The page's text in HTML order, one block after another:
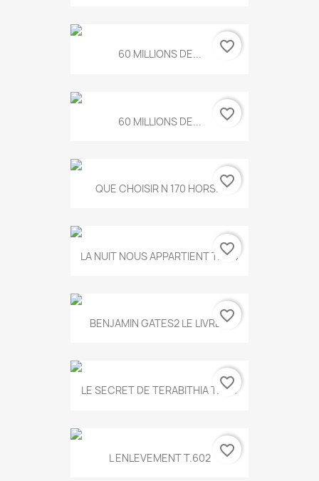
60 MILLIONS DE... favorite_border
60 MILLIONS DE... favorite_border
QUE CHOISIR N 170 HORS...favorite_border
LA NUIT NOUS APPARTIENT T.634
favorite_border
BENJAMIN GATES2 LE LIVRE...
favorite_border
LE SECRET DE TERABITHIA T.560
favorite_border
L ENLEVEMENT T.602 favorite_border